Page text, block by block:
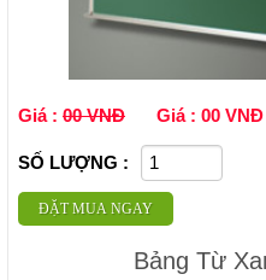
Giá : 00 VNĐ Giá : 00 VNĐ
SỐ LƯỢNG :
ĐẶT MUA NGAY
Bảng Từ